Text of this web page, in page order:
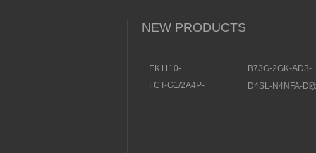
NEW PRODUCTS
EK1110-
结构及用途
B73G-2GK-AD3-
联件结构规格参数
FCT-G1/2A4P-
D4SL-N4NFA-D